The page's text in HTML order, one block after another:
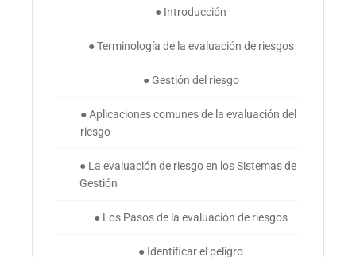
● Introducción
● Terminología de la evaluación de riesgos
● Gestión del riesgo
● Aplicaciones comunes de la evaluación del
riesgo
● La evaluación de riesgo en los Sistemas de
Gestión
● Los Pasos de la evaluación de riesgos
● Identificar el peligro